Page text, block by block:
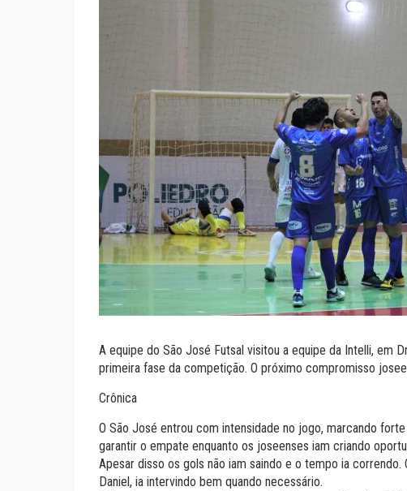
A equipe do São José Futsal visitou a equipe da Intelli, em
primeira fase da competição. O próximo compromisso
Crônica
O São José entrou com intensidade no jogo, marcando
garantir o empate enquanto os joseenses iam criando
Apesar disso os gols não iam saindo e o tempo ia
Daniel, ia intervindo bem quando necessário.